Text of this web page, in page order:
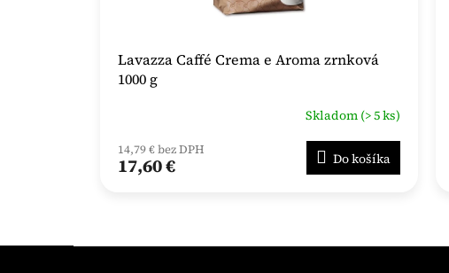
Lavazza Caffé Crema e Aroma zrnková
1000 g
Skladom (> 5 ks)
14,79 € bez DPH
17,60 € Do košíka